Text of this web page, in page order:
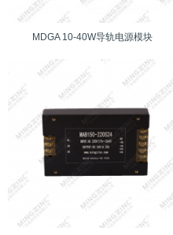
MDGA 10-40W导轨电源模块